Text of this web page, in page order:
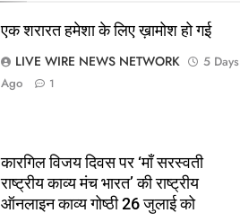
एक शरारत हमेशा के लिए ख़ामोश हो गई
LIVE WIRE NEWS NETWORK
5 Days
Ago
1
कारगिल विजय दिवस पर ‘माँ सरस्वती
राष्ट्रीय काव्य मंच भारत’ की राष्ट्रीय
ऑनलाइन काव्य गोष्ठी 26 जुलाई को